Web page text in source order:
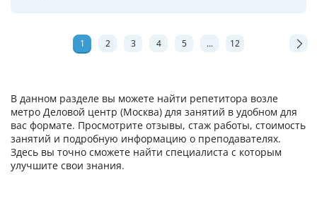
В данном разделе вы можете найти репетитора возле
метро Деловой центр (Москва) для занятий в удобном для
вас формате. Просмотрите отзывы, стаж работы, стоимость
занятий и подробную информацию о преподавателях.
Здесь вы точно сможете найти специалиста с которым
улучшите свои знания.
1 2 3 4 5 ... 12